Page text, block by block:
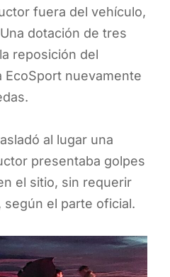
fuera del vehículo,
dotación de tres
reposición del
EcoSport nuevamente
al lugar una
presentaba golpes
el sitio, sin requerir
el parte oficial.